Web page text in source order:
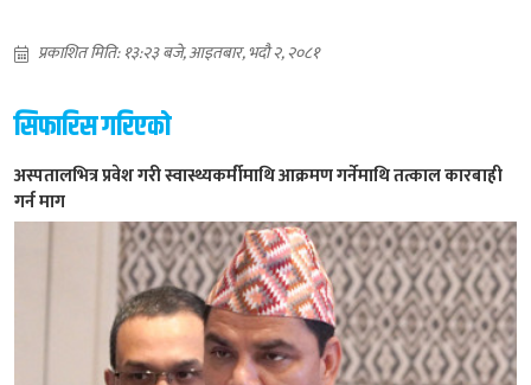
प्रकाशित मिति: १३:२३ बजे, आइतबार, भदौ २, २०८१
सिफारिस गरिएको
अस्पतालभित्र प्रवेश गरी स्वास्थ्यकर्मीमाथि आक्रमण गर्नेमाथि तत्काल कारबाही
गर्न माग